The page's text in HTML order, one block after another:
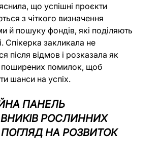
що успішні проєкти
з чіткого визначення
й пошуку фондів, які поділяють
Спікерка закликала не
після відмов і розказала як
поширених помилок, щоб
шанси на успіх.
ПАНЕЛЬ
РОСЛИННИХ
ПОГЛЯД НА РОЗВИТОК